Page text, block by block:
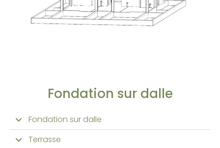
Fondation sur dalle
Fondation sur dalle
Terrasse